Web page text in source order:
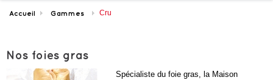
Accueil Gammes Cru
Nos foies gras
Spécialiste du foie gras, la Maison